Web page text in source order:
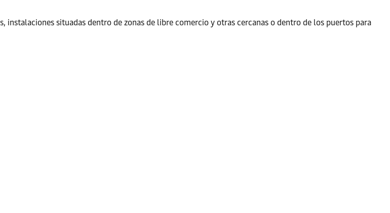
situadas dentro de zonas de libre comercio y otras cercanas o dentro de los puertos para